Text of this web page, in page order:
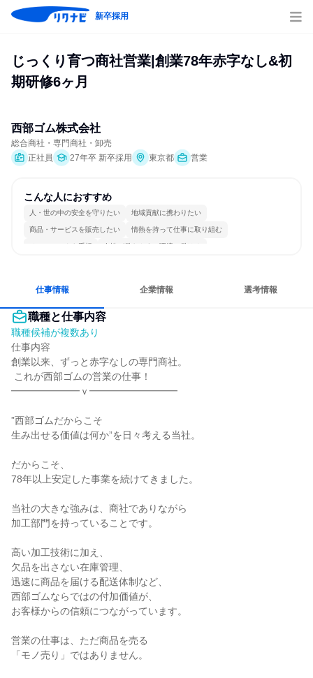
新卒採用
じっくり育つ商社営業|創業78年赤字なし&初
期研修6ヶ月
西部ゴム株式会社
総合商社・専門商社・卸売
正社員
27年卒 新卒採用 東京都 営業
こんな人におすすめ
人・世の中の安全を守りたい 地域貢献に携わりたい
商品・サービスを販売したい 情熱を持って仕事に取り組む
チームワークを重視 女性が働きやすい環境で働ける
仕事情報 企業情報 選考情報
職種と仕事内容
職種候補が複数あり
仕事内容
創業以来、ずっと赤字なしの専門商社。
━━━━━━━ｖ━━━━━━━━━
”西部ゴムだからこそ
生み出せる価値は何か”を日々考える当社。
だからこそ、
78年以上安定した事業を続けてきました。
当社の大きな強みは、商社でありながら
加工部門を持っていることです。
高い加工技術に加え、
欠品を出さない在庫管理、
迅速に商品を届ける配送体制など、
西部ゴムならではの付加価値が、
お客様からの信頼につながっています。
営業の仕事は、ただ商品を売る
「モノ売り」ではありません。